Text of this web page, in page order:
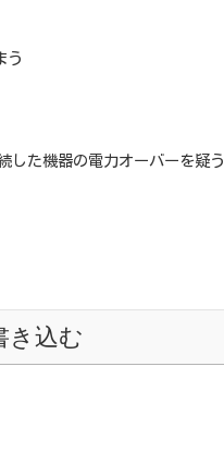
う
した機器の電力オーバーを疑う
き込む